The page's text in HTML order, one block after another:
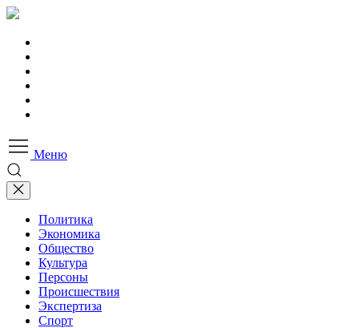
Меню
Политика
Экономика
Общество
Культура
Персоны
Происшествия
Экспертиза
Спорт